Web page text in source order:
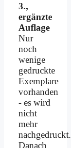
3.,
ergänzte
Auflage
Nur
noch
wenige
gedruckte
Exemplare
vorhanden
- es wird
nicht
mehr
nachgedruckt.
Danach